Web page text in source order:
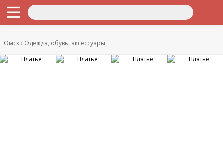
Омск Одежда, обувь, аксессуары